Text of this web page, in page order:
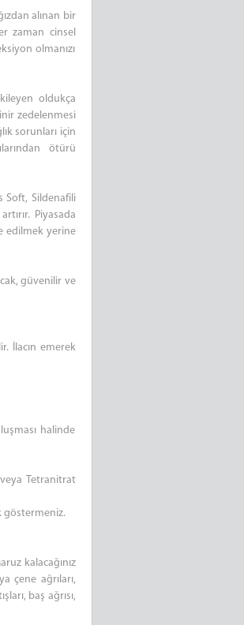
alınan bir
zaman cinsel
olmanızı
oldukça
zedelenmesi
sorunları için
ötürü
Soft, Sildenafili
Piyasada
edilmek yerine
güvenilir ve
İlacın emerek
halinde
Tetranitrat
göstermeniz.
kalacağınız
çene ağrıları,
baş ağrısı,